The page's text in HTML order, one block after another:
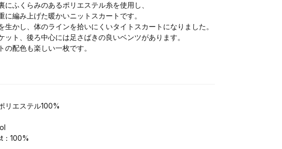
にふくらみのあるポリエステル糸を使用し、
に編み上げた暖かいニットスカートです。
生かし、体のラインを拾いにくいタイトスカートになりました。
ット、後ろ中心には足さばきの良いベンツがあります。
の配色も楽しい一枚です。
リエステル100%
100%